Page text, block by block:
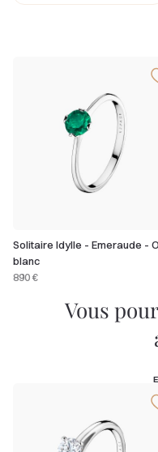
Solitaire Idylle - Emeraude -
blanc
890 €
Vous